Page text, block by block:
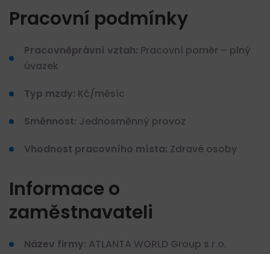
Pracovní podmínky
Pracovněprávní vztah: Pracovní poměr – plný
úvazek
Typ mzdy: Kč/měsíc
Směnnost: Jednosměnný provoz
Vhodnost pracovního místa: Zdravé osoby
Informace o
zaměstnavateli
Název firmy: ATLANTA WORLD Group s.r.o.